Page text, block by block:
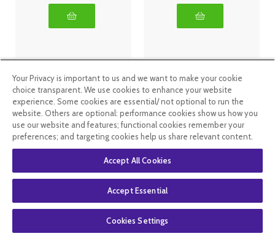
24 comprimés
Mélatonine 14
Your Privacy is important to us and we want to make your cookie
choice transparent. We use cookies to enhance your website
experience. Some cookies are essential/ not optional to run the
website. Others are optional: performance cookies show us how you
use our website and features; functional cookies remember your
preferences; and targeting cookies help us share relevant content.
Accept All Cookies
Accept Essential
Cookies Settings